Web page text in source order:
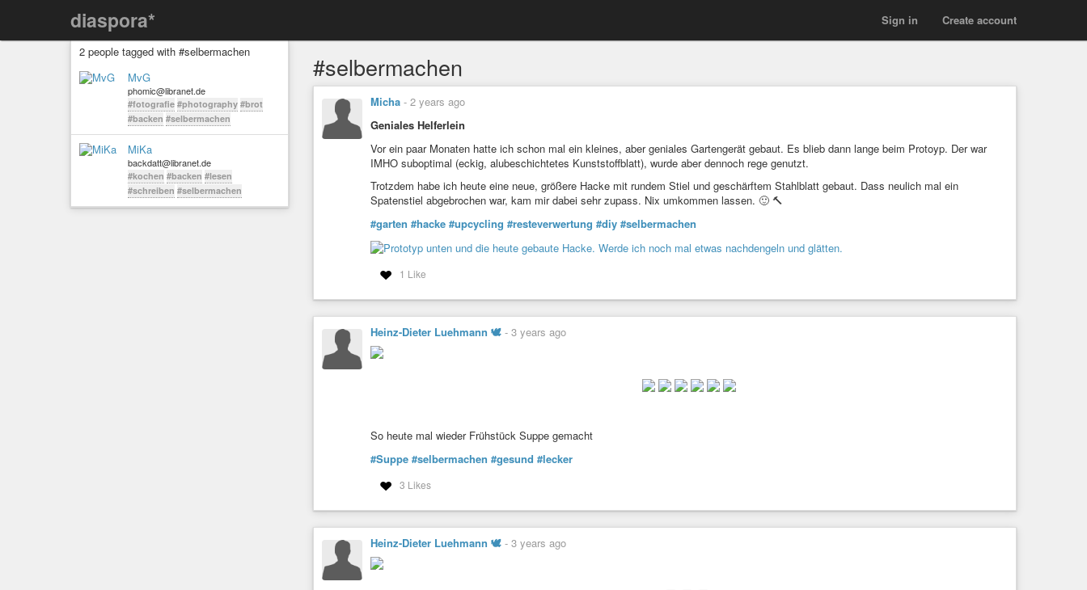
diaspora* Create account
Sign in
2 people tagged with #selbermachen
MvG
phomic@libranet.de
#fotografie #photography #brot
#backen #selbermachen
MiKa
backdatt@libranet.de
#kochen #backen #lesen
#schreiben #selbermachen
#selbermachen
Micha - 2 years ago
Geniales Helferlein
Vor ein paar Monaten hatte ich schon mal ein kleines, aber geniales Gartengerät gebaut. Es blieb dann lange beim Protoyp. Der war
IMHO suboptimal (eckig, alubeschichtetes Kunststoffblatt), wurde aber dennoch rege genutzt.
Trotzdem habe ich heute eine neue, größere Hacke mit rundem Stiel und geschärftem Stahlblatt gebaut. Dass neulich mal ein
Spatenstiel abgebrochen war, kam mir dabei sehr zupass. Nix umkommen lassen. 🙂 🔨
#garten #hacke #upcycling #resteverwertung #diy #selbermachen
1 Like
Heinz-Dieter Luehmann 🕊 - 3 years ago
So heute mal wieder Frühstück Suppe gemacht
#Suppe #selbermachen #gesund #lecker
3 Likes
Heinz-Dieter Luehmann 🕊 - 3 years ago